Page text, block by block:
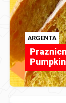
ARGENTA